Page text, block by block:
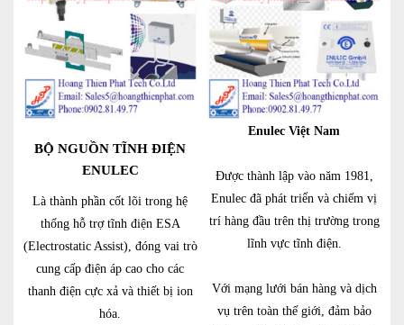
BỘ NGUỒN TĨNH ĐIỆN
ENULEC
Là thành phần cốt lõi trong hệ
thống hỗ trợ tĩnh điện ESA
(Electrostatic Assist), đóng vai trò
cung cấp điện áp cao cho các
thanh điện cực xả và thiết bị ion
hóa.
Enulec Việt Nam
Được thành lập vào năm 1981,
Enulec đã phát triển và chiếm vị
trí hàng đầu trên thị trường trong
lĩnh vực tĩnh điện.
Với mạng lưới bán hàng và dịch
vụ trên toàn thế giới, đảm bảo